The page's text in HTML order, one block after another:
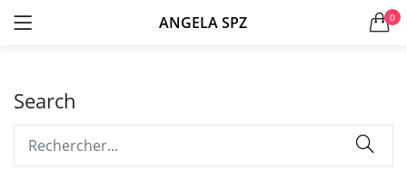
ANGELA SPZ 0
Search